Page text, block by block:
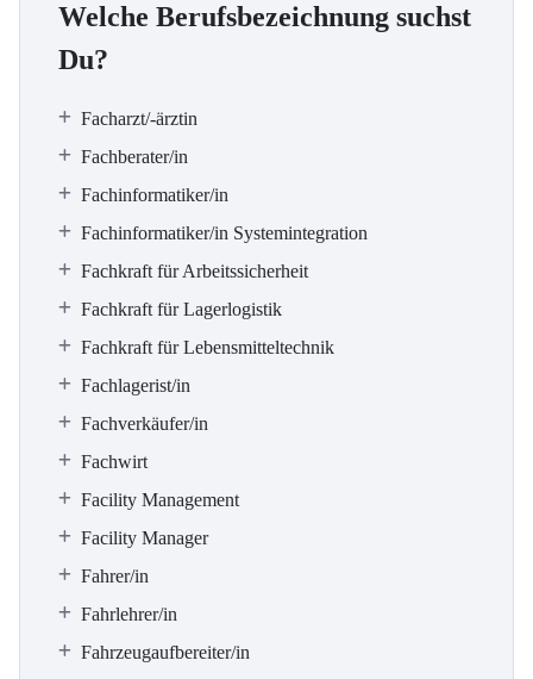
Welche Berufsbezeichnung suchst
Du?
Facharzt/-ärztin
Fachberater/in
Fachinformatiker/in
Fachinformatiker/in Systemintegration
Fachkraft für Arbeitssicherheit
Fachkraft für Lagerlogistik
Fachkraft für Lebensmitteltechnik
Fachlagerist/in
Fachverkäufer/in
Fachwirt
Facility Management
Facility Manager
Fahrer/in
Fahrlehrer/in
Fahrzeugaufbereiter/in